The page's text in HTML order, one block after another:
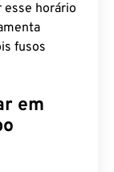
esse horário
fusos
em